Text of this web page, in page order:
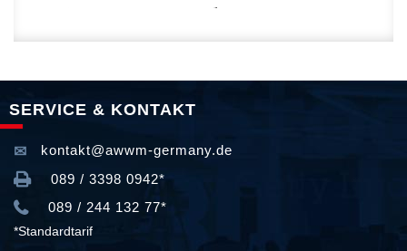
SERVICE & KONTAKT
kontakt@awwm-germany.de
089 / 3398 0942*
089 / 244 132 77*
*Standardtarif